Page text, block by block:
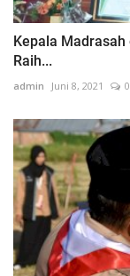
Kepala Madrasah
Raih...
admin Juni 8, 2021 0